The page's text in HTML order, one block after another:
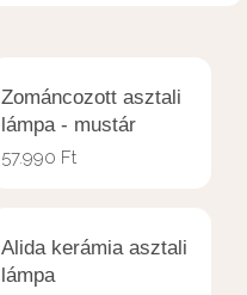
Zománcozott asztali
lámpa - mustár
57.990 Ft
Alida kerámia asztali
lámpa